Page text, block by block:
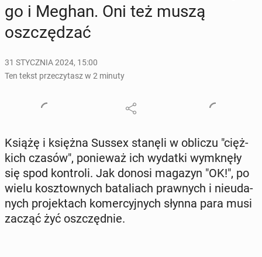
go i Meghan. Oni też muszą
oszczę­dzać
31 STYCZNIA 2024, 15:00
Ten tekst przeczytasz w 2 minuty
Książę i księżna Sussex stanęli w obliczu "cięż­
kich czasów", po­nie­waż ich wydatki wy­mknę­ły
się spod kon­tro­li. Jak donosi magazyn "OK!", po
wielu kosz­tow­nych ba­ta­liach praw­nych i nie­uda­
nych pro­jek­tach ko­mer­cyj­nych słynna para musi
zacząć żyć oszczęd­nie.